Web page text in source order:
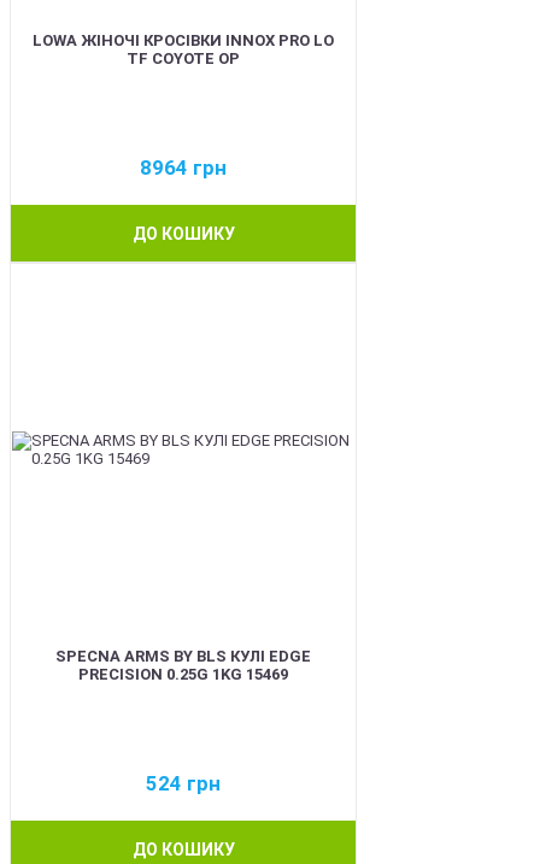
LOWA ЖІНОЧІ КРОСІВКИ INNOX PRO LO
TF COYOTE OP
8964 грн
ДО КОШИКУ
SPECNA ARMS BY BLS КУЛІ EDGE
PRECISION 0.25G 1KG 15469
524 грн
ДО КОШИКУ